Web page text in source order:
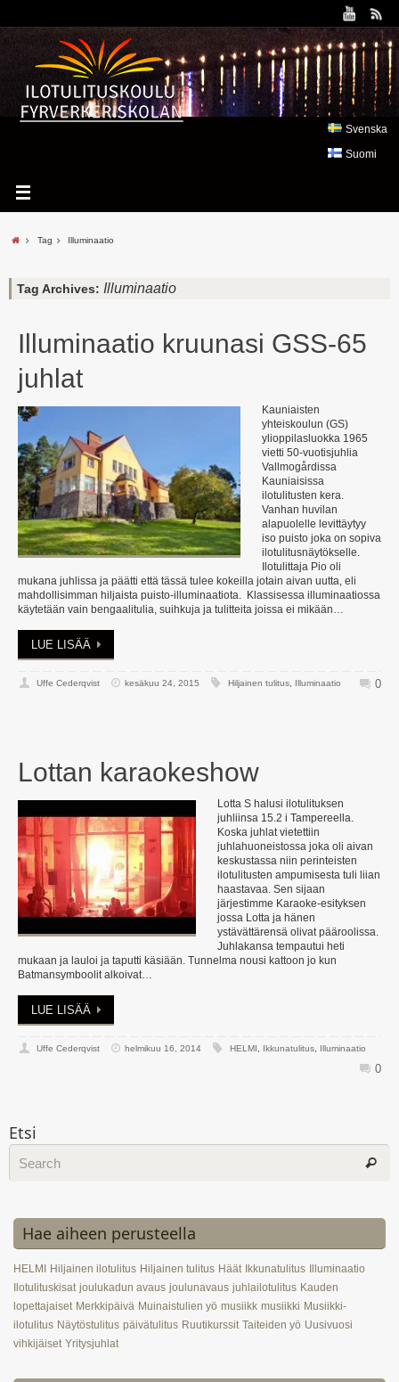
Svenska
Suomi
Tag Illuminaatio
Tag Archives: Illuminaatio
Illuminaatio kruunasi GSS-65
juhlat
Kauniaisten
yhteiskoulun (GS)
ylioppilasluokka 1965
vietti 50-vuotisjuhlia
Vallmogårdissa
Kauniaisissa
ilotulitusten kera.
Vanhan huvilan
alapuolelle levittäytyy
iso puisto joka on sopiva
ilotulitusnäytökselle.
Ilotulittaja Pio oli
mukana juhlissa ja päätti että tässä tulee kokeilla jotain aivan uutta, eli
mahdollisimman hiljaista puisto-illuminaatiota. Klassisessa illuminaatiossa
käytetään vain bengaalitulia, suihkuja ja tulitteita joissa ei mikään…
LUE LISÄÄ
Uffe Cederqvist kesäkuu 24, 2015 Hiljainen tulitus, Illuminaatio 0
Lottan karaokeshow
Lotta S halusi ilotulituksen
juhliinsa 15.2 i Tampereella.
Koska juhlat vietettiin
juhlahuoneistossa joka oli aivan
keskustassa niin perinteisten
ilotulitusten ampumisesta tuli liian
haastavaa. Sen sijaan
järjestimme Karaoke-esityksen
jossa Lotta ja hänen
ystävättärensä olivat pääroolissa.
Juhlakansa tempautui heti
mukaan ja lauloi ja taputti käsiään. Tunnelma nousi kattoon jo kun
Batmansymboolit alkoivat…
LUE LISÄÄ
Uffe Cederqvist helmikuu 16, 2014 HELMI Ikkunatulitus, Illuminaatio
0
Etsi
Hae aiheen perusteella
HELMI Hiljainen ilotulitus Hiljainen tulitus Häät Ikkunatulitus
Illuminaatio
Ilotulituskisat joulukadun avaus joulunavaus juhlailotulitus Kauden
lopettajaiset Merkkipäivä Muinaistulien yö musiikk musiikki Musiikki-
ilotulitus Näytöstulitus päivätulitus Ruutikurssit Taiteiden yö Uusivuosi
vihkijäiset Yritysjuhlat